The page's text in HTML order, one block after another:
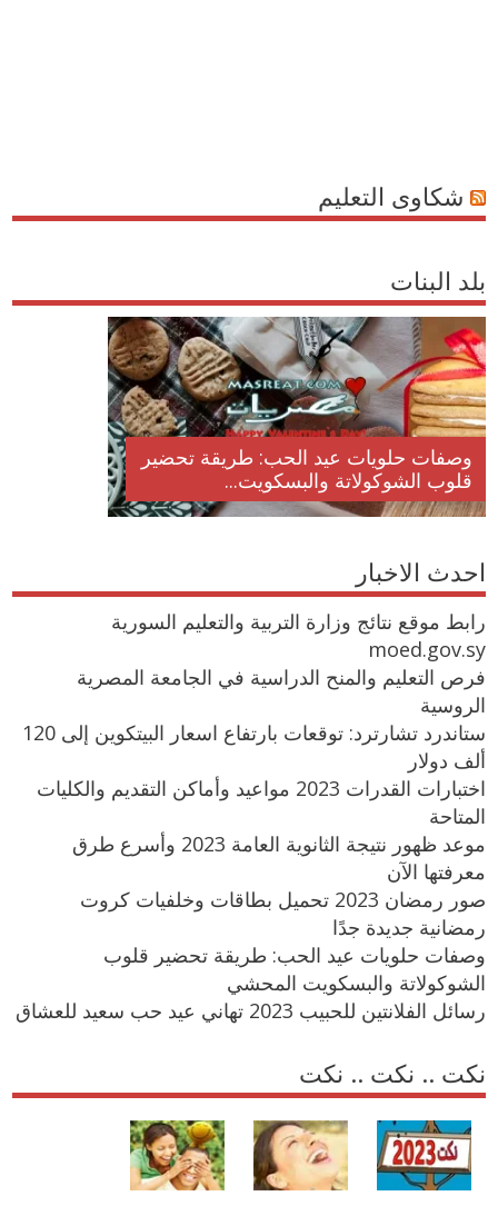
شكاوى التعليم
بلد البنات
وصفات حلويات عيد الحب: طريقة تحضير
قلوب الشوكولاتة والبسكويت...
احدث الاخبار
رابط موقع نتائج وزارة التربية والتعليم السورية
moed.gov.sy
فرص التعليم والمنح الدراسية في الجامعة المصرية
الروسية
ستاندرد تشارترد: توقعات بارتفاع اسعار البيتكوين إلى 120
ألف دولار
اختبارات القدرات 2023 مواعيد وأماكن التقديم والكليات
المتاحة
موعد ظهور نتيجة الثانوية العامة 2023 وأسرع طرق
معرفتها الآن
صور رمضان 2023 تحميل بطاقات وخلفيات كروت
رمضانية جديدة جدًا
وصفات حلويات عيد الحب: طريقة تحضير قلوب
الشوكولاتة والبسكويت المحشي
رسائل الفلانتين للحبيب 2023 تهاني عيد حب سعيد للعشاق
نكت .. نكت .. نكت